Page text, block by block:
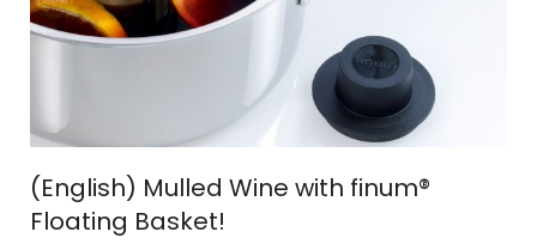
(English) Mulled Wine with finum®
Floating Basket!